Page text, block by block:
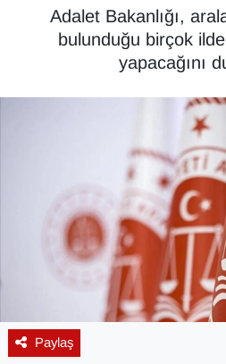
Adalet Bakanlığı,
bulunduğu birçok
yapacağını
Paylaş
ÇEVRE
EĞİTİM
EKONOMİ
Eleman
Tüm Manşetler
Son Dakika Haberleri